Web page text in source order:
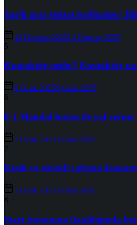
Şarjlı araç tesisat bağlantısı /
12 Haziran 202512 Haziran 2025
5
Kontaktör nedir? Kontaktör
6 Ocak 20256 Ocak 2025
6
0-1 Mandal buton ile yol verme
4 Ocak 20254 Ocak 2025
7
Kesik ve sürekli çalışma
3 Ocak 20253 Ocak 2025
8
Start butonuna basıldığında